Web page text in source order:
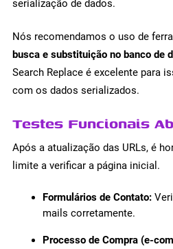
serialização de dados.
Nós recomendamos o uso de
busca e substituição no banco de
Search Replace é excelente para
com os dados serializados.
Testes Funcionais
Após a atualização das URLs, é
limite a verificar a página inicial.
Formulários de Contato:
mails corretamente.
Processo de Compra (e-